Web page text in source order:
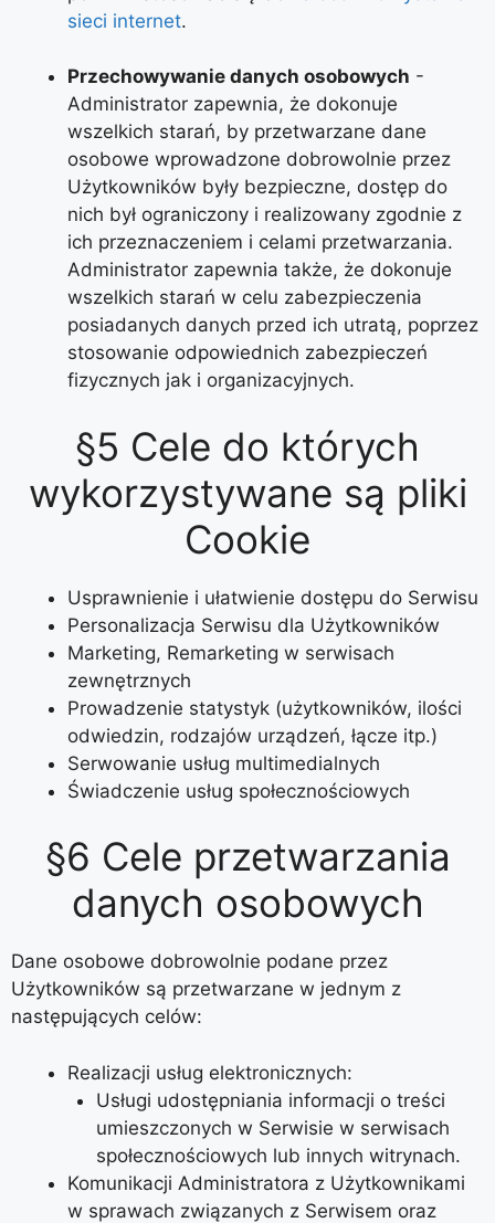
sieci internet.
Przechowywanie danych osobowych -
Administrator zapewnia, że dokonuje
wszelkich starań, by przetwarzane dane
osobowe wprowadzone dobrowolnie przez
Użytkowników były bezpieczne, dostęp do
nich był ograniczony i realizowany zgodnie z
ich przeznaczeniem i celami przetwarzania.
Administrator zapewnia także, że dokonuje
wszelkich starań w celu zabezpieczenia
posiadanych danych przed ich utratą, poprzez
stosowanie odpowiednich zabezpieczeń
fizycznych jak i organizacyjnych.
§5 Cele do których
wykorzystywane są pliki
Cookie
Usprawnienie i ułatwienie dostępu do Serwisu
Personalizacja Serwisu dla Użytkowników
Marketing, Remarketing w serwisach
zewnętrznych
Prowadzenie statystyk (użytkowników, ilości
odwiedzin, rodzajów urządzeń, łącze itp.)
Serwowanie usług multimedialnych
Świadczenie usług społecznościowych
§6 Cele przetwarzania
danych osobowych
Dane osobowe dobrowolnie podane przez
Użytkowników są przetwarzane w jednym z
następujących celów:
Realizacji usług elektronicznych:
Usługi udostępniania informacji o treści
umieszczonych w Serwisie w serwisach
społecznościowych lub innych witrynach.
Komunikacji Administratora z Użytkownikami
w sprawach związanych z Serwisem oraz